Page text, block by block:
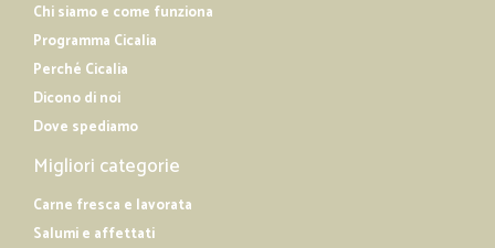
Chi siamo e come funziona
Programma Cicalia
Perché Cicalia
Dicono di noi
Dove spediamo
Migliori categorie
Carne fresca e lavorata
Salumi e affettati